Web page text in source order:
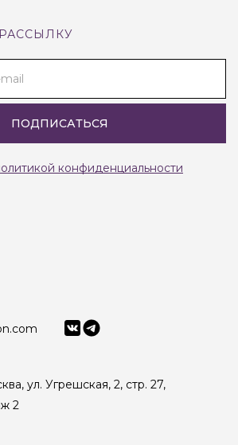
ПОДПИСАТЬСЯ
конфиденциальности
ул. Угрешская, 2, стр. 27,
2